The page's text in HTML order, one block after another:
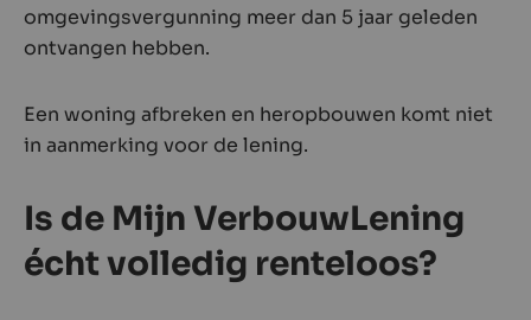
omgevingsvergunning meer dan 5 jaar geleden
ontvangen hebben.
Een woning afbreken en heropbouwen komt niet
in aanmerking voor de lening.
Is de Mijn VerbouwLening
écht volledig renteloos?